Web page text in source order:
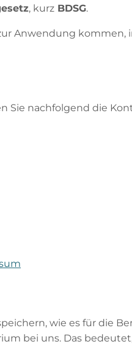
, kurz BDSG.
Anwendung
Sie nachfolgend die
wie es für die
bei uns. Das